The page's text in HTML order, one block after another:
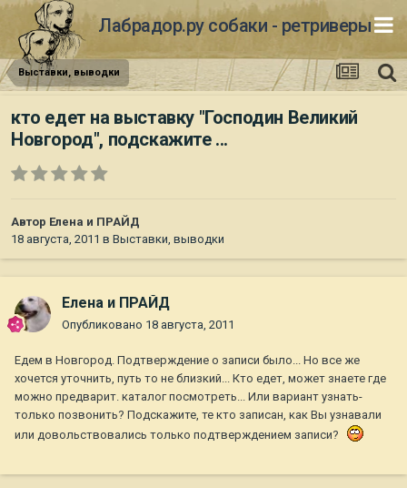
Лабрадор.ру собаки - ретриверы
Выставки, выводки
кто едет на выставку "Господин Великий
Новгород", подскажите ...
Автор Елена и ПРАЙД
18 августа, 2011 в Выставки, выводки
Елена и ПРАЙД
Опубликовано 18 августа, 2011
Едем в Новгород. Подтверждение о записи было... Но все же
хочется уточнить, путь то не близкий... Кто едет, может знаете где
можно предварит. каталог посмотреть... Или вариант узнать-
только позвонить? Подскажите, те кто записан, как Вы узнавали
или довольствовались только подтверждением записи?